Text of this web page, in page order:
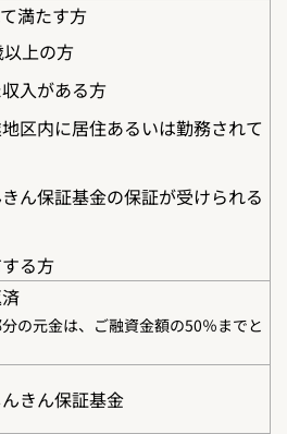
満たす方
上の方
入がある方
区内に居住あるいは勤務されて
きん保証基金の保証が受けられる
る方
の元金は、ご融資金額の50％までと
きん保証基金